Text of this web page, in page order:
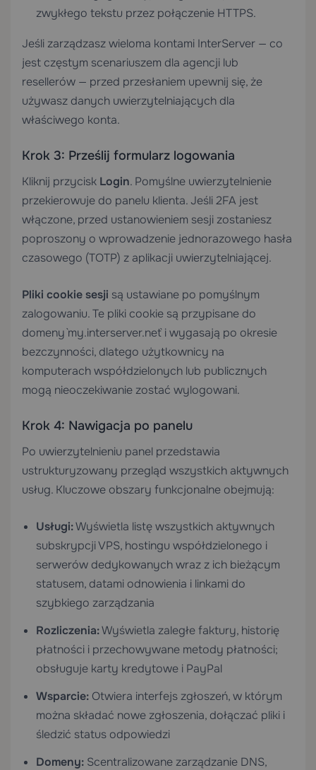
zwykłego tekstu przez połączenie HTTPS.
Jeśli zarządzasz wieloma kontami InterServer — co
jest częstym scenariuszem dla agencji lub
resellerów — przed przesłaniem upewnij się, że
używasz danych uwierzytelniających dla
właściwego konta.
Krok 3: Prześlij formularz logowania
Kliknij przycisk Login. Pomyślne uwierzytelnienie
przekierowuje do panelu klienta. Jeśli 2FA jest
włączone, przed ustanowieniem sesji zostaniesz
poproszony o wprowadzenie jednorazowego hasła
czasowego (TOTP) z aplikacji uwierzytelniającej.
Pliki cookie sesji są ustawiane po pomyślnym
zalogowaniu. Te pliki cookie są przypisane do
domeny `my.interserver.net` i wygasają po okresie
bezczynności, dlatego użytkownicy na
komputerach współdzielonych lub publicznych
mogą nieoczekiwanie zostać wylogowani.
Krok 4: Nawigacja po panelu
Po uwierzytelnieniu panel przedstawia
ustrukturyzowany przegląd wszystkich aktywnych
usług. Kluczowe obszary funkcjonalne obejmują:
Usługi:Wyświetla listę wszystkich aktywnych
subskrypcji VPS, hostingu współdzielonego i
serwerów dedykowanych wraz z ich bieżącym
statusem, datami odnowienia i linkami do
szybkiego zarządzania
Rozliczenia:Wyświetla zaległe faktury, historię
płatności i przechowywane metody płatności;
obsługuje karty kredytowe i PayPal
Wsparcie: Otwiera interfejs zgłoszeń, w którym
można składać nowe zgłoszenia, dołączać pliki i
śledzić status odpowiedzi
Domeny: Scentralizowane zarządzanie DNS,